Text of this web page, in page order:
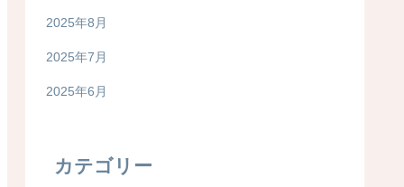
2025年8月
2025年7月
2025年6月
カテゴリー